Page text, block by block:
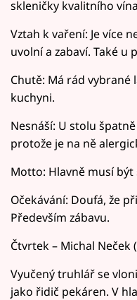
skleničky kvalitního
Vztah k vaření: Je více
uvolní a zabaví. Také
Chutě: Má rád vybrané
kuchyni.
Nesnáší: U stolu špatně
protože je na ně
Motto: Hlavně musí
Očekávání: Doufá, že
Především zábavu.
Čtvrtek – Michal Neček
Vyučený truhlář se
jako řidič pekáren. V